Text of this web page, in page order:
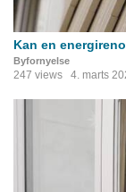
Kan en
Byfornyelse
247 views 4. marts